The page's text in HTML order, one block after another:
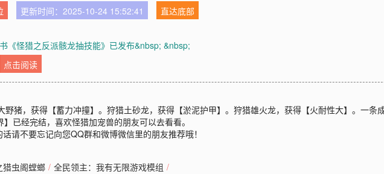
更新时间：2025-10-24 15:52:41
直达底部
《怪猎之反派骸龙抽技能》已发布&nbsp; &nbsp;
点击阅读
猪，获得【蓄力冲撞】。狩猎土砂龙，获得【淤泥护甲】。狩猎雄火龙，获得【火耐性大】。一条
已经完结，喜欢怪猎加宠兽的朋友可以去看看。
请不要忘记向您QQ群和微博微信里的朋友推荐哦！
猎虫阁螳螂 / 全民领主：我有无限游戏模组 /